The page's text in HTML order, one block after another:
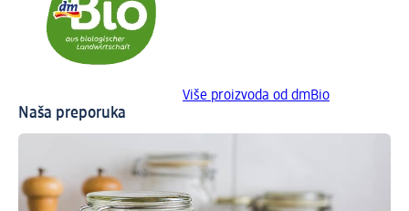
Više proizvoda od dmBio
Naša preporuka